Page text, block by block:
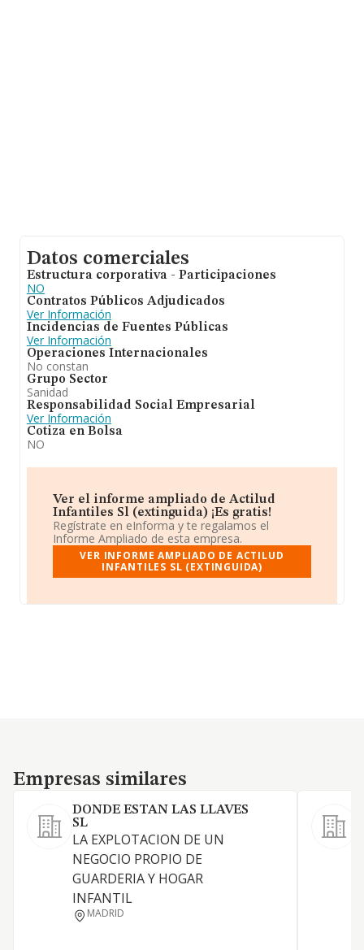
Datos comerciales
Estructura corporativa - Participaciones
NO
Contratos Públicos Adjudicados
Ver Información
Incidencias de Fuentes Públicas
Ver Información
Operaciones Internacionales
No constan
Grupo Sector
Sanidad
Responsabilidad Social Empresarial
Ver Información
Cotiza en Bolsa
NO
Ver el informe ampliado de Actilud
Infantiles Sl (extinguida) ¡Es gratis!
Regístrate en eInforma y te regalamos el
Informe Ampliado de esta empresa.
VER INFORME AMPLIADO DE ACTILUD
INFANTILES SL (EXTINGUIDA)
Empresas similares
Empresas similares
DONDE ESTAN LAS LLAVES
SL
LA EXPLOTACION DE UN
NEGOCIO PROPIO DE
GUARDERIA Y HOGAR
INFANTIL
MADRID